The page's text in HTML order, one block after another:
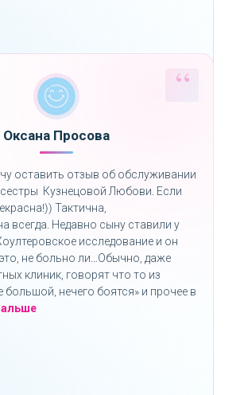
Оксана Просова
оставить отзыв об обслуживании
Кузнецовой Любови. Если
Тактична,
всегда. Недавно сыну ставили у
исследование и он
не больно ли…Обычно, даже
клиник, говорят что то из
большой, нечего боятся» и прочее в
«»